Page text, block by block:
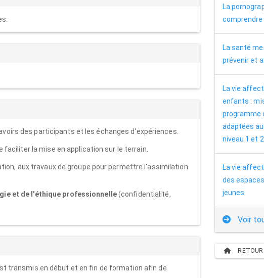
des participants et les échanges d'expériences.
faciliter la mise en application sur le terrain.
aux travaux de groupe pour permettre l'assimilation
et de l'éthique professionnelle(confidentialité,
transmis en début et en fin de formation afin de
La
La santé
prévenir et
La vie
enfants :
programme
adaptées
niveau 1 et
La vie
des
jeunes
Voir